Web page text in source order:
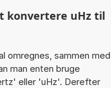
konvertere uHz til
omregnes, sammen med
man enten bruge
eller 'uHz'. Derefter